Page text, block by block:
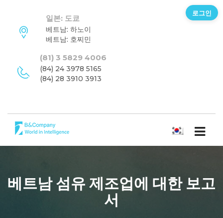
일본: 도쿄
베트남: 하노이
베트남: 호찌민
(81) 3 5829 4006
(84) 24 3978 5165
(84) 28 3910 3913
한국어
베트남 섬유 제조업에 대한 보고
서
로그인